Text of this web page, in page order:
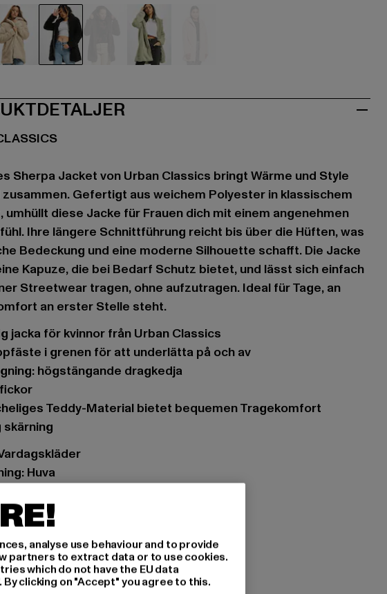
Sherpa Jacket von Urban Classics bringt Wärme und Style
Gefertigt aus weichem Polyester in klassischem
umhüllt diese Jacke für Frauen dich mit einem angenehmen
Ihre längere Schnittführung reicht bis über die Hüften, was
Bedeckung und eine moderne Silhouette schafft. Die Jacke
Kapuze, die bei Bedarf Schutz bietet, und lässt sich einfach
Streetwear tragen, ohne aufzutragen. Ideal für Tage, an
an erster Stelle steht.
jacka för kvinnor från Urban Classics
i grenen för att underlätta på och av
högstängande dragkedja
Teddy-Material bietet bequemen Tragekomfort
skärning
Huva
förslutningar: Dragkedja
Urban Classics
Övergångsjackor
analyse use behaviour and to provide
partners to extract data or to use cookies.
which do not have the EU data
clicking on "Accept" you agree to this.